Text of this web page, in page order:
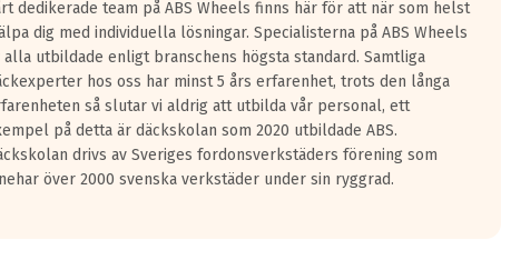
dedikerade team på ABS Wheels finns här för att när som helst
dig med individuella lösningar. Specialisterna på ABS Wheels
alla utbildade enligt branschens högsta standard. Samtliga
hos oss har minst 5 års erfarenhet, trots den långa
så slutar vi aldrig att utbilda vår personal, ett
på detta är däckskolan som 2020 utbildade ABS.
drivs av Sveriges fordonsverkstäders förening som
över 2000 svenska verkstäder under sin ryggrad.